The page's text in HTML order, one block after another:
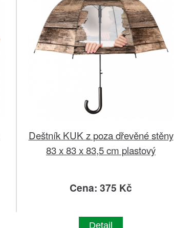
Deštník KUK z poza dřevěné stěny
83 x 83 x 83,5 cm plastový
Cena: 375 Kč
Detail